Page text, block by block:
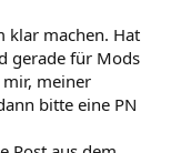
klar machen. Hat
gerade für Mods
meiner
bitte eine PN